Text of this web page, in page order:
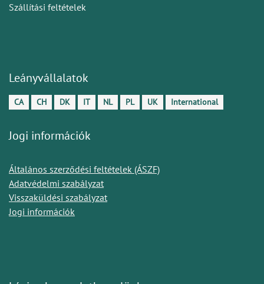
Szállítási feltételek
Leányvállalatok
CA CH DK IT NL PL UK International
Jogi információk
Általános szerződési feltételek (ÁSZF)
Adatvédelmi szabályzat
Visszaküldési szabályzat
Jogi információk